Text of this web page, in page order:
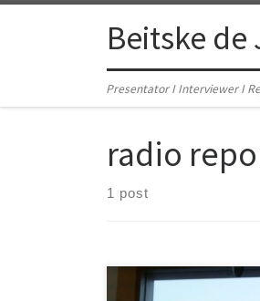
Skip to contentBeitske
Presentator I Interviewer I
radio
1 post
In de periode 2009-2016